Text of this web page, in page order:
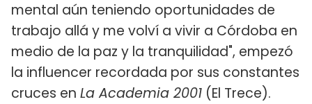
mental aún teniendo oportunidades de
trabajo allá y me volví a vivir a Córdoba en
medio de la paz y la tranquilidad", empezó
la influencer recordada por sus constantes
cruces en La Academia 2001 (El Trece).